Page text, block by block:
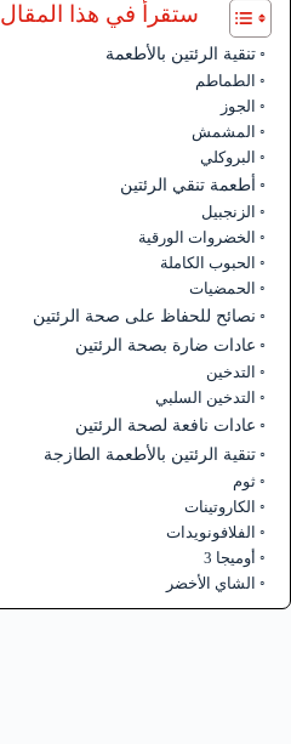
ستقرأ في هذا المقال
تنقية الرئتين بالأطعمة
الطماطم
الجوز
المشمش
البروكلي
أطعمة تنقي الرئتين
الزنجبيل
الخضروات الورقية
الحبوب الكاملة
الحمضيات
نصائح للحفاظ على صحة الرئتين
عادات ضارة بصحة الرئتين
التدخين
التدخين السلبي
عادات نافعة لصحة الرئتين
تنقية الرئتين بالأطعمة الطازجة
ثوم
الكاروتينات
الفلافونويدات
أوميجا 3
الشاي الأخضر